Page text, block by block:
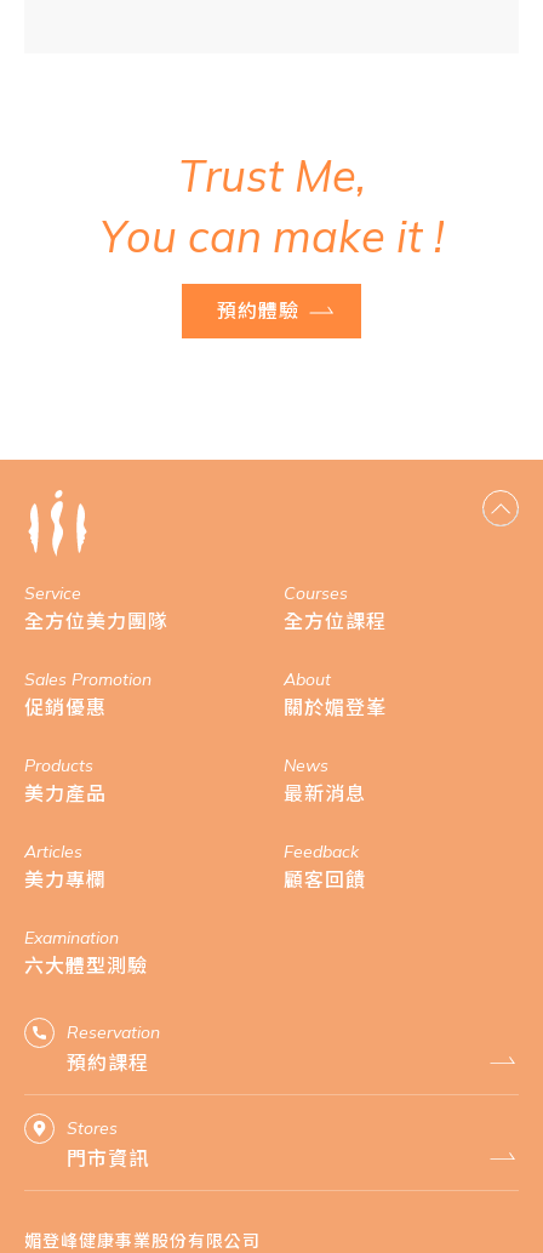
Trust Me,
You can make it !
預約體驗
Service
全方位美力團隊
Courses
全方位課程
Sales Promotion
促銷優惠
About
關於媚登峯
Products
美力產品
News
最新消息
Articles
美力專欄
Feedback
顧客回饋
Examination
六大體型測驗
Reservation
預約課程
Stores
門市資訊
媚登峰健康事業股份有限公司